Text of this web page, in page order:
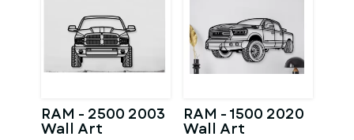
RAM - 2500 2003
Wall Art
RAM - 1500 2020
Wall Art